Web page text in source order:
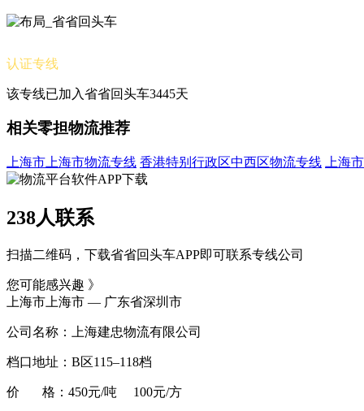
认证专线
该专线已加入省省回头车3445天
相关零担物流推荐
上海市上海市物流专线 香港特别行政区中西区物流专线 上海
238人联系
扫描二维码，下载省省回头车APP即可联系专线公司
您可能感兴趣 》
上海市上海市 — 广东省深圳市
公司名称：上海建忠物流有限公司
档口地址：B区115–118档
价 格：450元/吨 100元/方